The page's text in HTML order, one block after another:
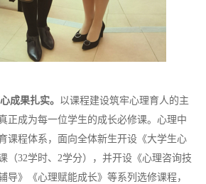
成果扎实。 以课程建设筑牢心理育人的主
正成为每一位学生的成长必修课。心理中
课程体系，面向全体新生开设《大学生心
（32学时、2学分），并开设《心理咨询技
导》《心理赋能成长》等系列选修课程，